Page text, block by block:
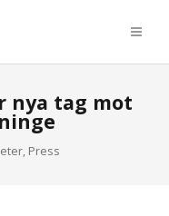
nya tag mot
, Press